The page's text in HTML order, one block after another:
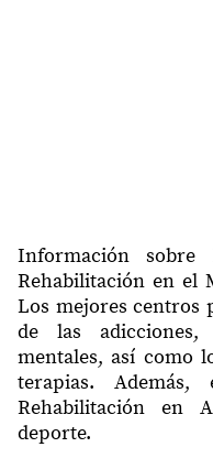
Información
Rehabilitación en el
Los mejores centros
de las
mentales, así como
terapias.
Rehabilitación en
deporte.